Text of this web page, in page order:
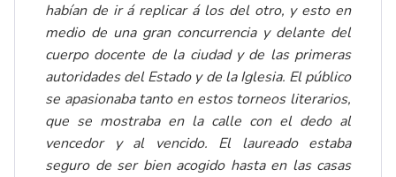
habían de ir á replicar á los del otro, y esto en
medio de una gran concurrencia y delante del
cuerpo docente de la ciudad y de las primeras
autoridades del Estado y de la Iglesia. El público
se apasionaba tanto en estos torneos literarios,
que se mostraba en la calle con el dedo al
vencedor y al vencido. El laureado estaba
seguro de ser bien acogido hasta en las casas